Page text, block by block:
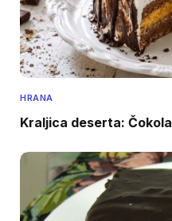
HRANA
Kraljica deserta: